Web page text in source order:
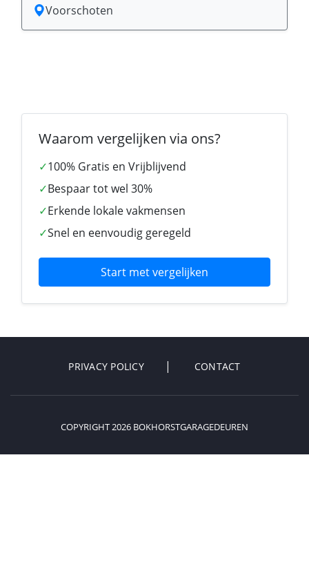
Voorschoten
Waarom vergelijken via ons?
✓100% Gratis en Vrijblijvend
✓Bespaar tot wel 30%
✓Erkende lokale vakmensen
✓Snel en eenvoudig geregeld
Start met vergelijken
PRIVACY POLICY CONTACT
COPYRIGHT 2026 BOKHORSTGARAGEDEUREN